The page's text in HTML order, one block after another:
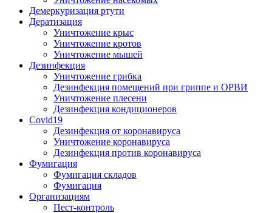
Демеркуризация ртути
Дератизация
Уничтожение крыс
Уничтожение кротов
Уничтожение мышей
Дезинфекция
Уничтожение грибка
Дезинфекция помещений при гриппе и ОРВИ
Уничтожение плесени
Дезинфекция кондиционеров
Covid19
Дезинфекция от коронавируса
Уничтожение коронавируса
Дезинфекция против коронавируса
Фумигация
Фумигация складов
Фумигация
Организациям
Пест-контроль